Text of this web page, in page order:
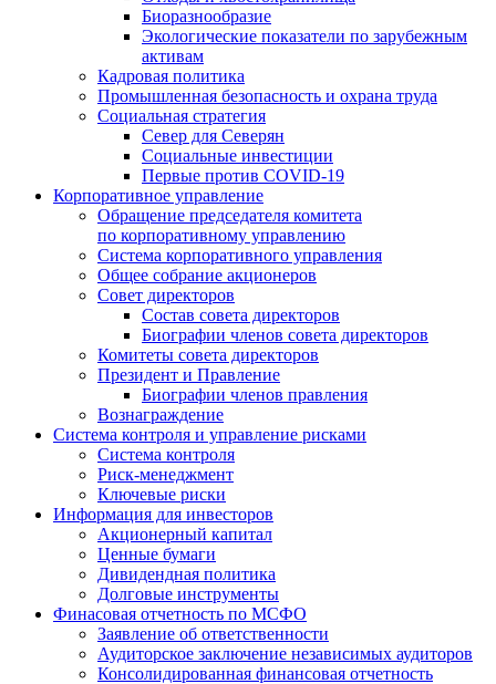
Биоразнообразие
Экологические показатели по зарубежным
активам
Кадровая политика
Промышленная безопасность и охрана труда
Социальная стратегия
Север для Северян
Социальные инвестиции
Первые против COVID‑19
Корпоративное управление
Обращение председателя комитета
по корпоративному управлению
Система корпоративного управления
Общее собрание акционеров
Совет директоров
Состав совета директоров
Биографии членов совета директоров
Комитеты совета директоров
Президент и Правление
Биографии членов правления
Вознаграждение
Система контроля и управление рисками
Система контроля
Риск-менеджмент
Ключевые риски
Информация для инвесторов
Акционерный капитал
Ценные бумаги
Дивидендная политика
Долговые инструменты
Финасовая отчетность по МСФО
Заявление об ответственности
Аудиторское заключение независимых аудиторов
Консолидированная финансовая отчетность